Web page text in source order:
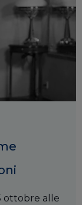
ottobre alle